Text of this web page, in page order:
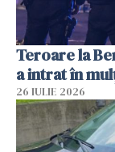
Teroare la
a intrat în
26 IULIE 2026